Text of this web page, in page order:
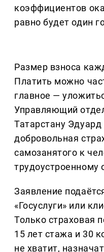
коэффициентов
равно будет один
Размер взноса
Платить можно
главное —
Управляющий
Татарстану
добровольная
самозанятого к
трудоустроенному
Заявление
«Госуслуги» или
Только страховая
15 лет стажа и 30
не хватит,